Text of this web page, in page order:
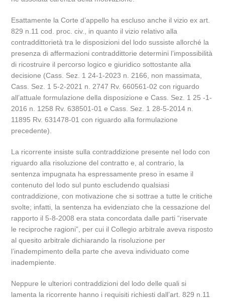
Esattamente la Corte d’appello ha escluso anche il vizio ex art.
829 n.11 cod. proc. civ., in quanto il vizio relativo alla
contraddittorietà tra le disposizioni del lodo sussiste allorché la
presenza di affermazioni contraddittorie determini l’impossibilità
di ricostruire il percorso logico e giuridico sottostante alla
decisione (Cass. Sez. 1 24-1-2023 n. 2166, non massimata,
Cass. Sez. 1 5-2-2021 n. 2747 Rv. 660561-02 con riguardo
all’attuale formulazione della disposizione e Cass. Sez. 1 25 -1-
2016 n. 1258 Rv. 638501-01 e Cass. Sez. 1 28-5-2014 n.
11895 Rv. 631478-01 con riguardo alla formulazione
precedente).
La ricorrente insiste sulla contraddizione presente nel lodo con
riguardo alla risoluzione del contratto e, al contrario, la
sentenza impugnata ha espressamente preso in esame il
contenuto del lodo sul punto escludendo qualsiasi
contraddizione, con motivazione che si sottrae a tutte le critiche
svolte; infatti, la sentenza ha evidenziato che la cessazione del
rapporto il 5-8-2008 era stata concordata dalle parti “riservate
le reciproche ragioni”, per cui il Collegio arbitrale aveva risposto
al quesito arbitrale dichiarando la risoluzione per
l’inadempimento della parte che aveva individuato come
inadempiente.
Neppure le ulteriori contraddizioni del lodo delle quali si
lamenta la ricorrente hanno i requisiti richiesti dall’art. 829 n.11